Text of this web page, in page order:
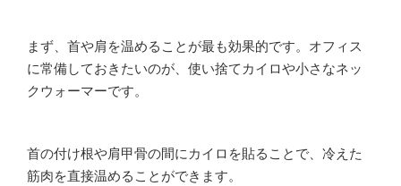
まず、首や肩を温めることが最も効果的です。オフィス
に常備しておきたいのが、使い捨てカイロや小さなネッ
クウォーマーです。
首の付け根や肩甲骨の間にカイロを貼ることで、冷えた
筋肉を直接温めることができます。